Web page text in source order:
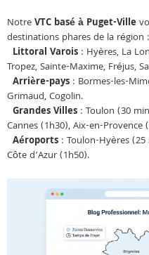
NotreVTC basé à Puget-Ville
destinations phares de la région :
Littoral Varois : Hyères, La
Tropez, Sainte-Maxime, Fréjus,
Arrière-pays : Bormes-les-
Grimaud, Cogolin.
Grandes Villes : Toulon (30
Cannes (1h30), Aix-en-Provence
Aéroports : Toulon-Hyères
Côte d’Azur (1h50).